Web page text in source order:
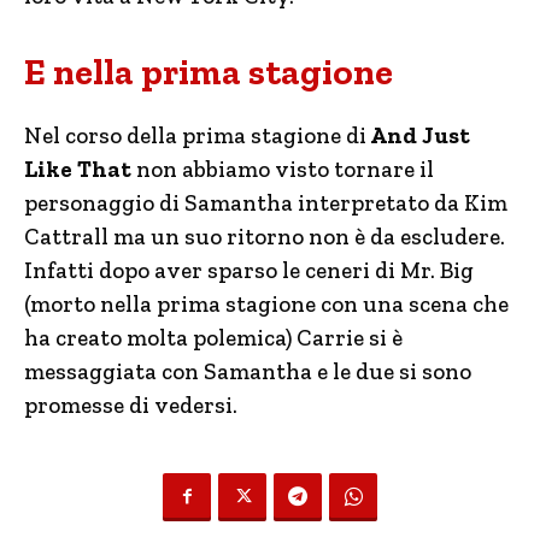
E nella prima stagione
Nel corso della prima stagione di And Just
Like That non abbiamo visto tornare il
personaggio di Samantha interpretato da Kim
Cattrall ma un suo ritorno non è da escludere.
Infatti dopo aver sparso le ceneri di Mr. Big
(morto nella prima stagione con una scena che
ha creato molta polemica) Carrie si è
messaggiata con Samantha e le due si sono
promesse di vedersi.